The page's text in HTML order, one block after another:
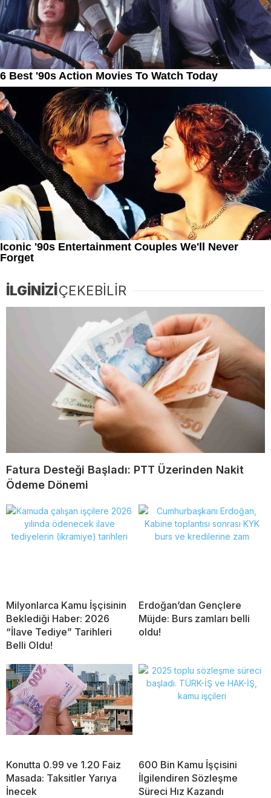
İLGİNİZİÇEKEBİLİR
Fatura Desteği Başladı: PTT Üzerinden Nakit
Ödeme Dönemi
Milyonlarca Kamu İşçisinin
Beklediği Haber: 2026
“İlave Tediye” Tarihleri
Belli Oldu!
Erdoğan’dan Gençlere
Müjde: Burs zamları belli
oldu!
Konutta 0.99 ve 1.20 Faiz
Masada: Taksitler Yarıya
İnecek
600 Bin Kamu İşçisini
İlgilendiren Sözleşme
Süreci Hız Kazandı